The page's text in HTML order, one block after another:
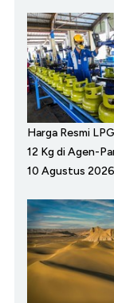
Harga Resmi
12 Kg di Agen-
10 Agustus 2026